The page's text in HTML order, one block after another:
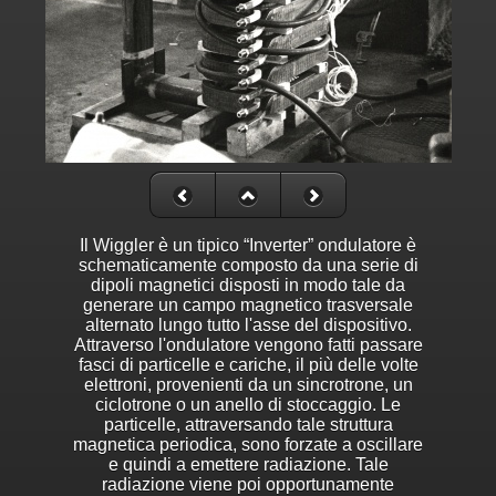
Il Wiggler è un tipico “Inverter” ondulatore è
schematicamente composto da una serie di
dipoli magnetici disposti in modo tale da
generare un campo magnetico trasversale
alternato lungo tutto l'asse del dispositivo.
Attraverso l'ondulatore vengono fatti passare
fasci di particelle e cariche, il più delle volte
elettroni, provenienti da un sincrotrone, un
ciclotrone o un anello di stoccaggio. Le
particelle, attraversando tale struttura
magnetica periodica, sono forzate a oscillare
e quindi a emettere radiazione. Tale
radiazione viene poi opportunamente